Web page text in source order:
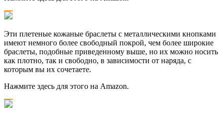
Эти плетеные кожаные браслеты с металлическими кнопками
имеют немного более свободный покрой, чем более широкие
браслеты, подобные приведенному выше, но их можно носить
как плотно, так и свободно, в зависимости от наряда, с
которым вы их сочетаете.
Нажмите здесь для этого на Amazon.